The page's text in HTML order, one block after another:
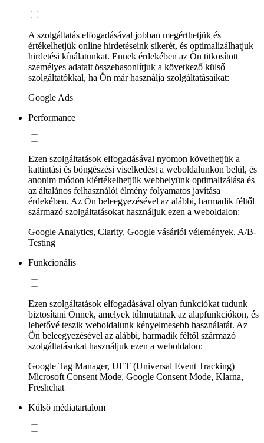
A szolgáltatás elfogadásával jobban megérthetjük és
értékelhetjük online hirdetéseink sikerét, és optimalizálhatjuk
hirdetési kínálatunkat. Ennek érdekében az Ön titkosított
személyes adatait összehasonlítjuk a következő külső
szolgáltatókkal, ha Ön már használja szolgáltatásaikat:
Google Ads
Performance
Ezen szolgáltatások elfogadásával nyomon követhetjük a
kattintási és böngészési viselkedést a weboldalunkon belül, és
anonim módon kiértékelhetjük webhelyünk optimalizálása és
az általános felhasználói élmény folyamatos javítása
érdekében. Az Ön beleegyezésével az alábbi, harmadik féltől
származó szolgáltatásokat használjuk ezen a weboldalon:
Google Analytics, Clarity, Google vásárlói vélemények, A/B-
Testing
Funkcionális
Ezen szolgáltatások elfogadásával olyan funkciókat tudunk
biztosítani Önnek, amelyek túlmutatnak az alapfunkciókon, és
lehetővé teszik weboldalunk kényelmesebb használatát. Az
Ön beleegyezésével az alábbi, harmadik féltől származó
szolgáltatásokat használjuk ezen a weboldalon:
Google Tag Manager, UET (Universal Event Tracking)
Microsoft Consent Mode, Google Consent Mode, Klarna,
Freshchat
Külső médiatartalom